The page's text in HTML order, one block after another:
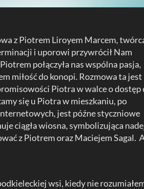
z Piotrem Liroyem Marcem,
i uporowi przywrócił Nam
połączyła nas wspólna pasja,
miłość do konopi. Rozmowa ta jest
Piotra w walce o dostęp
się u Piotra w mieszkaniu, po
jest późne styczniowe
ciągła wiosna, symbolizująca
z Piotrem oraz Maciejem Sagal.
wsi, kiedy nie